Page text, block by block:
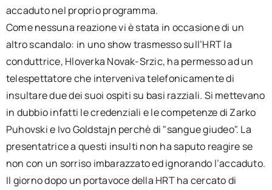
accaduto nel proprio programma.
Come nessuna reazione vi è stata in occasione di un
altro scandalo: in uno show trasmesso sull’HRT la
conduttrice, Hloverka Novak-Srzic, ha permesso ad un
telespettatore che interveniva telefonicamente di
insultare due dei suoi ospiti su basi razziali. Si mettevano
in dubbio infatti le credenziali e le competenze di Zarko
Puhovski e Ivo Goldstajn perchè di "sangue giudeo". La
presentatrice a questi insulti non ha saputo reagire se
non con un sorriso imbarazzato ed ignorando l’accaduto.
Il giorno dopo un portavoce della HRT ha cercato di